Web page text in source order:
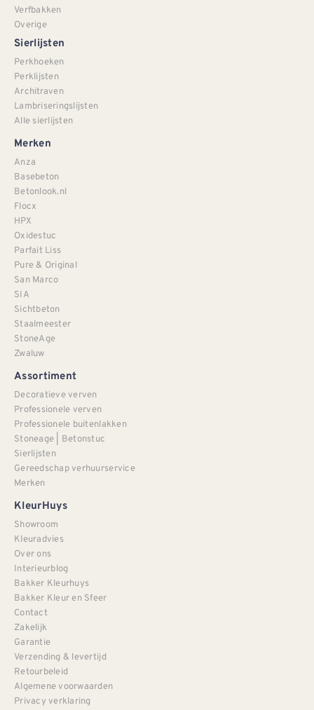
Verfbakken
Overige
Sierlijsten
Perkhoeken
Perklijsten
Architraven
Lambriseringslijsten
Alle sierlijsten
Merken
Anza
Basebeton
Betonlook.nl
Flocx
HPX
Oxidestuc
Parfait Liss
Pure & Original
San Marco
SIA
Sichtbeton
Staalmeester
StoneAge
Zwaluw
Assortiment
Decoratieve verven
Professionele verven
Professionele buitenlakken
Stoneage | Betonstuc
Sierlijsten
Gereedschap verhuurservice
Merken
KleurHuys
Showroom
Kleuradvies
Over ons
Interieurblog
Bakker Kleurhuys
Bakker Kleur en Sfeer
Contact
Zakelijk
Garantie
Verzending & levertijd
Retourbeleid
Algemene voorwaarden
Privacy verklaring